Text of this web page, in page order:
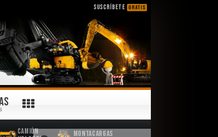
SUSCRÍBETE GRATIS
Camión
Montacargas